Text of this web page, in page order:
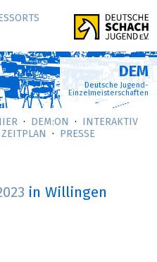
DEM
Deutsche Jugend-
Einzelmeisterschaften
DEM:ON
INTERAKTIV
ZEITPLAN PRESSE
in Willingen